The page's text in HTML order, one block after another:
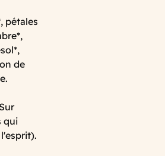
pétales
de
qui